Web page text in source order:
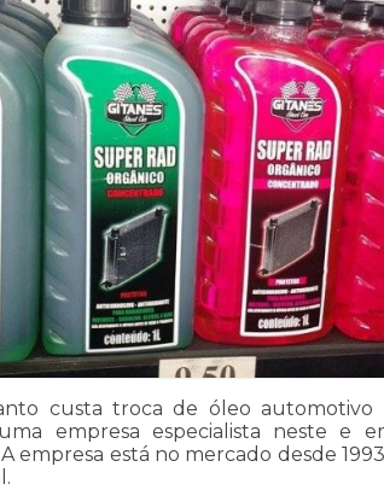
custa troca de óleo automotivo
empresa especialista neste e
empresa está no mercado desde